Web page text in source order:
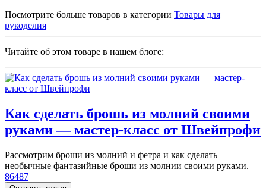
Посмотрите больше товаров в категории Товары для
рукоделия
Читайте об этом товаре в нашем блоге:
Как сделать брошь из молний своими
руками — мастер-класс от Швейпрофи
Рассмотрим броши из молний и фетра и как сделать
необычные фантазийные броши из молнии своими руками.
86487